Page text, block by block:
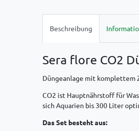
Beschreibung
Sera flore CO2
Düngeanlage mit komplettem
CO2 ist Hauptnährstoff für
sich Aquarien bis 300 Liter
Das Set besteht aus: